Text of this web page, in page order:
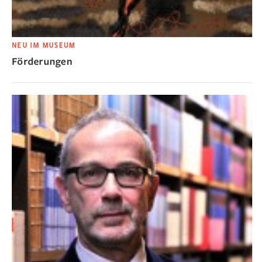
NEU IM MUSEUM
Förderungen